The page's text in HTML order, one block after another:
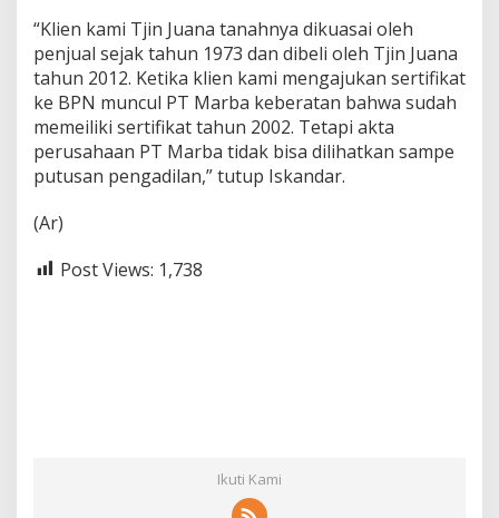
“Klien kami Tjin Juana tanahnya dikuasai oleh
penjual sejak tahun 1973 dan dibeli oleh Tjin Juana
tahun 2012. Ketika klien kami mengajukan sertifikat
ke BPN muncul PT Marba keberatan bahwa sudah
memeiliki sertifikat tahun 2002. Tetapi akta
perusahaan PT Marba tidak bisa dilihatkan sampe
putusan pengadilan,” tutup Iskandar.
(Ar)
Post Views: 1,738
Ikuti Kami